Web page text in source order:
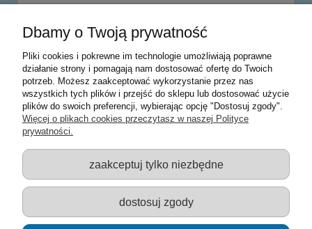
powiadom o dostępności
Warunki zakupów
Moje konto
Informacje o sklepie
Sklep z zabawkami Łódź :: Hurownia zabawek :: Zabawki
edukacyjne :: Zestawy artystyczne :: Zabawki :: samochody Welly
:: Zabawkownia :: zabawki dla dzieci :: Lalki :: Klocki :: Artykuły
szkolne ::
Dbamy o Twoją prywatność
Pliki cookies i pokrewne im technologie umożliwiają poprawne
działanie strony i pomagają nam dostosować ofertę do Twoich
potrzeb. Możesz zaakceptować wykorzystanie przez nas
wszystkich tych plików i przejść do sklepu lub dostosować użycie
plików do swoich preferencji, wybierając opcję "Dostosuj zgody".
Więcej o plikach cookies przeczytasz w naszej Polityce
prywatności.
zaakceptuj tylko niezbędne
dostosuj zgody